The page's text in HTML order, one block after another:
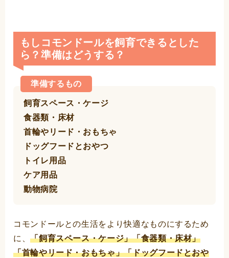
もしコモンドールを飼育できるとした
ら？準備はどうする？
準備するもの
飼育スペース・ケージ
食器類・床材
首輪やリード・おもちゃ
ドッグフードとおやつ
トイレ用品
ケア用品
動物病院
コモンドールとの生活をより快適なものにするため
に、「飼育スペース・ケージ」「食器類・床材」
「首輪やリード・おもちゃ」「ドッグフードとおや